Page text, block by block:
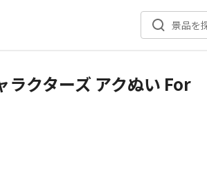
景品を
ラクターズ アクぬい For